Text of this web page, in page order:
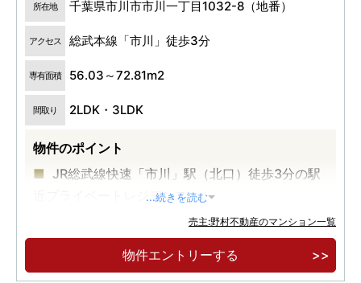
所在地 千葉県市川市市川一丁目1032-8（地番）
アクセス 総武本線「市川」徒歩3分
専有面積 56.03～72.81m2
間取り 2LDK・3LDK
物件のポイント
JR総武線快速「市川」駅（北口）徒歩3分の駅
近プライベートレジデンス
「東京」駅直通19分、「新橋」駅直通23分、
「品川」駅直通28分の都心への直通アクセス
...続きを読む
売主:野村不動産のマンション一覧
物件エントリーする